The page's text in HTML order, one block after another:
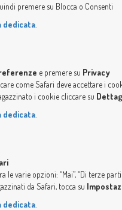
premere su Blocca o Consenti
dedicata
e premere su Privacy
come Safari deve accettare i
i cookie cliccare su
dedicata
le varie opzioni: “Mai”, “Di terze
da Safari, tocca su
dedicata